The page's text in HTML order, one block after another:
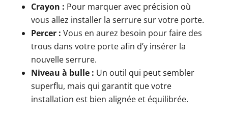
Crayon : Pour marquer avec précision où
vous allez installer la serrure sur votre porte.
Percer : Vous en aurez besoin pour faire des
trous dans votre porte afin d’y insérer la
nouvelle serrure.
Niveau à bulle : Un outil qui peut sembler
superflu, mais qui garantit que votre
installation est bien alignée et équilibrée.